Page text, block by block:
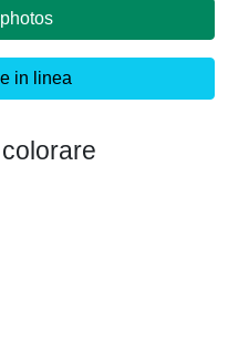
View 22 photos
in linea